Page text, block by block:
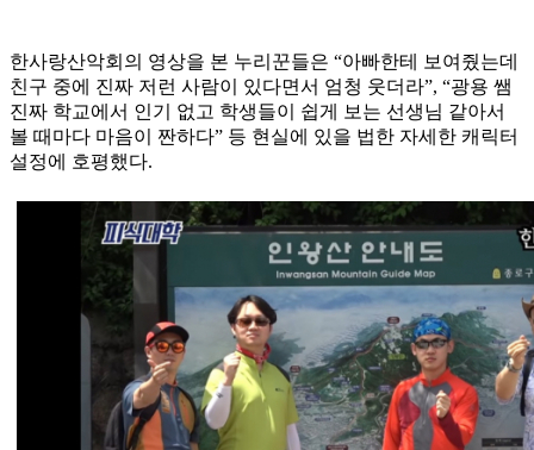
한사랑산악회의 영상을 본 누리꾼들은 “아빠한테 보여줬는데
친구 중에 진짜 저런 사람이 있다면서 엄청 웃더라”, “광용 쌤
진짜 학교에서 인기 없고 학생들이 쉽게 보는 선생님 같아서
볼 때마다 마음이 짠하다” 등 현실에 있을 법한 자세한 캐릭터
설정에 호평했다.